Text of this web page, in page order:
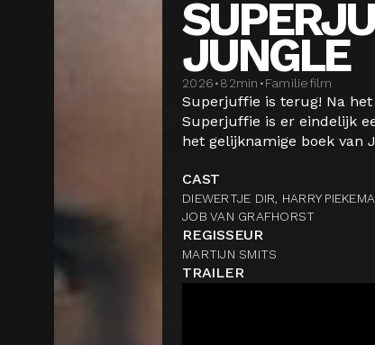
JUNGLE
2026•82min •Familiefilm
Superjuffie is terug! Na
Superjuffie is er eindelijk
het gelijknamige boek van
CAST
DIEWERTJE DIR, HARRY
JOB VAN GRAFHORST
REGISSEUR
MARTIJN SMITS
TRAILER